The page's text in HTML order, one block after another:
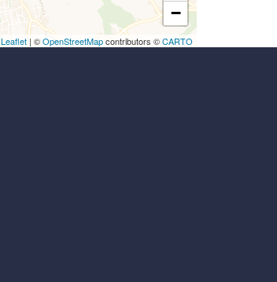
−
Leaflet | ©OpenStreetMapcontributors ©CARTO